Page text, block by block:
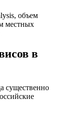
объем
местных
в
существенно